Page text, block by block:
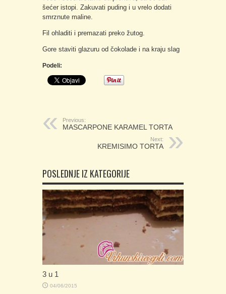
šećer istopi. Zakuvati puding i u vrelo dodati
smrznute maline.
Fil ohladiti i premazati preko žutog.
Gore staviti glazuru od čokolade i na kraju slag
Podeli:
Previous:
MASCARPONE KARAMEL TORTA
Next:
KREMISIMO TORTA
POSLEDNJE IZ KATEGORIJE
3 u 1
04/06/2015